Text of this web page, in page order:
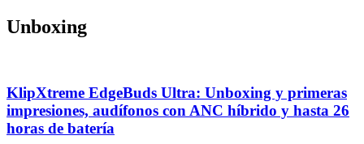
Unboxing
KlipXtreme EdgeBuds Ultra: Unboxing y primeras
impresiones, audífonos con ANC híbrido y hasta 26
horas de batería